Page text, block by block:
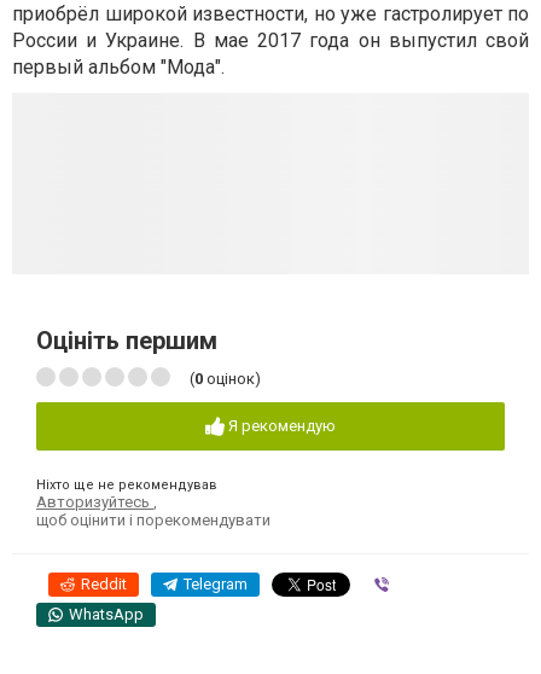
приобрёл широкой известности, но уже гастролирует по
России и Украине. В мае 2017 года он выпустил свой
первый альбом "Мода".
Оцініть першим
(0 оцінок)
Я рекомендую
Ніхто ще не рекомендував
Авторизуйтесь ,
щоб оцінити і порекомендувати
Reddit Telegram
WhatsApp